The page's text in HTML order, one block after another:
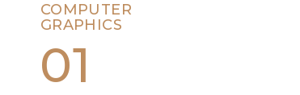
COMPUTER
GRAPHICS
01